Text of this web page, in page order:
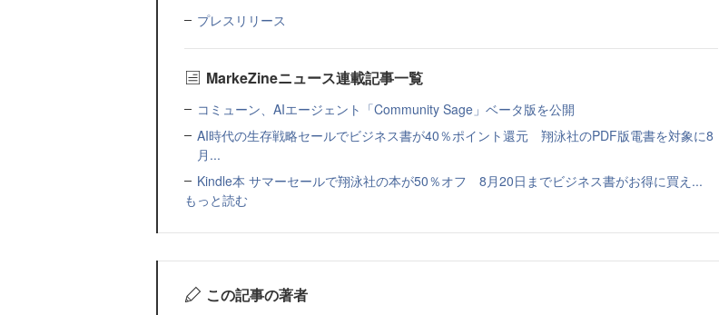
プレスリリース
MarkeZineニュース連載記事一覧
コミューン、AIエージェント「Community Sage」ベータ版を公開
AI時代の生存戦略セールでビジネス書が40％ポイント還元 翔泳社のPDF版電書を対象に8
月...
Kindle本 サマーセールで翔泳社の本が50％オフ 8月20日までビジネス書がお得に買え...
もっと読む
この記事の著者